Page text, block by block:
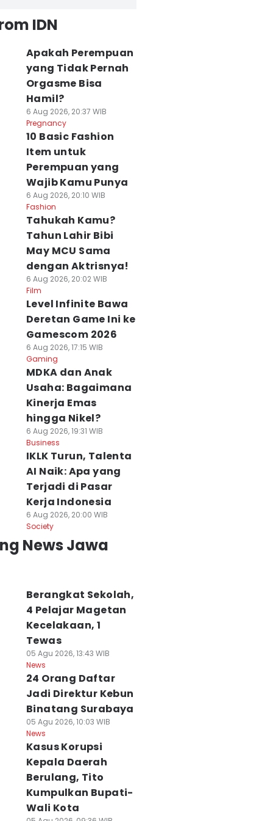
di
Jasa
Bilang
Polda
Turun
Agu 2026, 14:28 WIB
Jatim
Pengurus Belum
Tentu Aman
News
IDN
Apakah Perempuan
yang Tidak Pernah
Orgasme Bisa
Hamil?
6 Aug 2026, 20:37 WIB
Pregnancy
10 Basic Fashion
Item untuk
Perempuan yang
Wajib Kamu Punya
6 Aug 2026, 20:10 WIB
Fashion
Tahukah Kamu?
Tahun Lahir Bibi
May MCU Sama
dengan Aktrisnya!
6 Aug 2026, 20:02 WIB
Film
Level Infinite Bawa
Deretan Game Ini ke
Gamescom 2026
6 Aug 2026, 17:15 WIB
Gaming
MDKA dan Anak
Usaha: Bagaimana
Kinerja Emas
hingga Nikel?
6 Aug 2026, 19:31 WIB
Business
IKLK Turun, Talenta
AI Naik: Apa yang
Terjadi di Pasar
Kerja Indonesia
6 Aug 2026, 20:00 WIB
Society
News Jawa
Berangkat Sekolah,
4 Pelajar Magetan
Kecelakaan, 1
Tewas
05 Agu 2026, 13:43 WIB
News
24 Orang Daftar
Jadi Direktur Kebun
Binatang Surabaya
05 Agu 2026, 10:03 WIB
News
Kasus Korupsi
Kepala Daerah
Berulang, Tito
Kumpulkan Bupati-
Wali Kota